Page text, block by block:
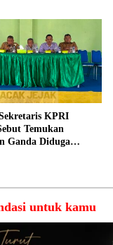
KPRI
Temukan
Ganda Diduga
untuk kamu